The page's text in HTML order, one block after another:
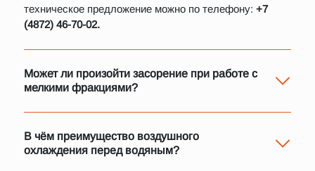
техническое предложение можно по телефону: +7
(4872) 46-70-02.
Может ли произойти засорение при работе с
мелкими фракциями?
необходимости мы предусматриваем конструктивные
решения для предотвращения засорения.
В чём преимущество воздушного
охлаждения перед водяным?